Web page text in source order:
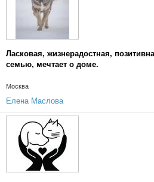
Ласковая, жизнерадостная,
семью, мечтает о доме.
Москва
Елена Маслова